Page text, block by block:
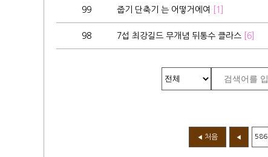
99 줍기 단축기 는 어떻거에여 [1]
98 7섭 최강길드 무개념 뒤통수 클라스 [6]
◀ 처음 ◀ 586